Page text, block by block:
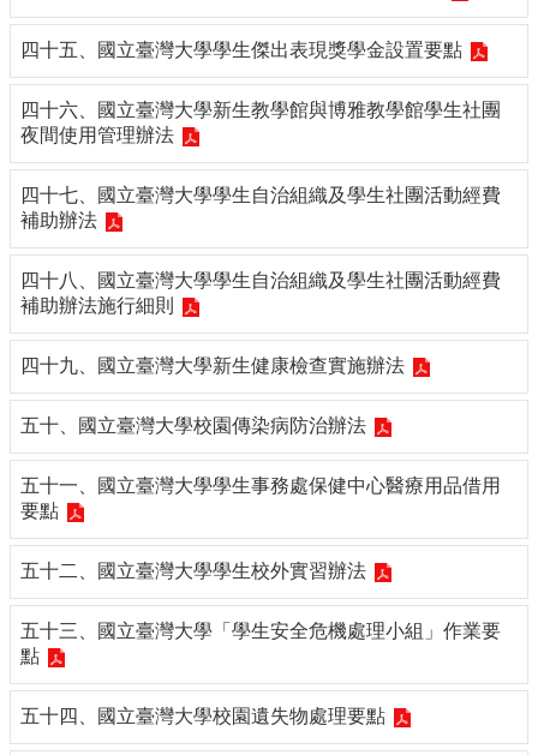
四十五、國立臺灣大學學生傑出表現獎學金設置要點
四十六、國立臺灣大學新生教學館與博雅教學館學生社團
夜間使用管理辦法
四十七、國立臺灣大學學生自治組織及學生社團活動經費
補助辦法
四十八、國立臺灣大學學生自治組織及學生社團活動經費
補助辦法施行細則
四十九、國立臺灣大學新生健康檢查實施辦法
五十、國立臺灣大學校園傳染病防治辦法
五十一、國立臺灣大學學生事務處保健中心醫療用品借用
要點
五十二、國立臺灣大學學生校外實習辦法
五十三、國立臺灣大學「學生安全危機處理小組」作業要
點
五十四、國立臺灣大學校園遺失物處理要點